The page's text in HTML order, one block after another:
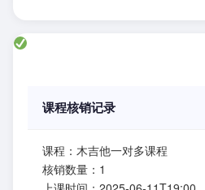
课程核销记录
课程：木吉他一对多课程
核销数量：1